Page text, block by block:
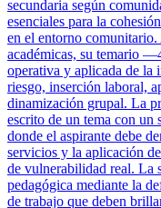
secundaria según
esenciales para la
en el entorno comunitario.
académicas, su temario
operativa y aplicada de la
riesgo, inserción laboral,
dinamización grupal. La
escrito de un tema con un
donde el aspirante debe
servicios y la aplicación
de vulnerabilidad real. La
pedagógica mediante la
de trabajo que deben